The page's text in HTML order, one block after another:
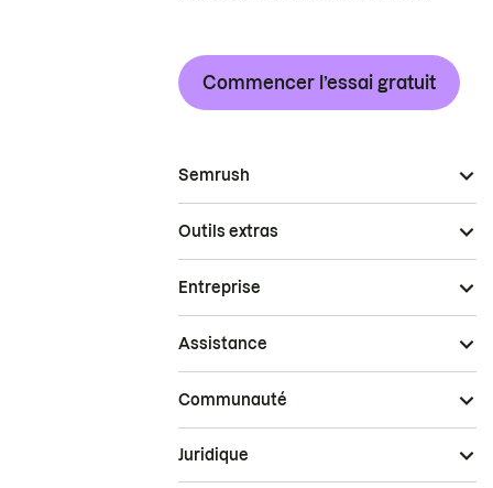
Commencer l’essai gratuit
Semrush
Outils extras
Entreprise
Assistance
Communauté
Juridique